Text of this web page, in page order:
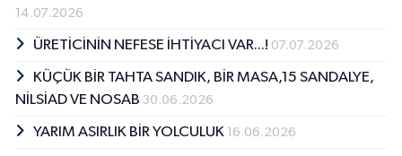
14.07.2026
ÜRETİCİNİN NEFESE İHTİYACI VAR...! 07.07.2026
KÜÇÜK BİR TAHTA SANDIK, BİR MASA,15 SANDALYE,
NİLSİAD VE NOSAB 30.06.2026
YARIM ASIRLIK BİR YOLCULUK 16.06.2026